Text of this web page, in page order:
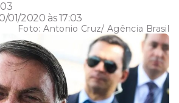
01/2020 às 17:03
Foto:Antonio Cruz/ Agência Brasil